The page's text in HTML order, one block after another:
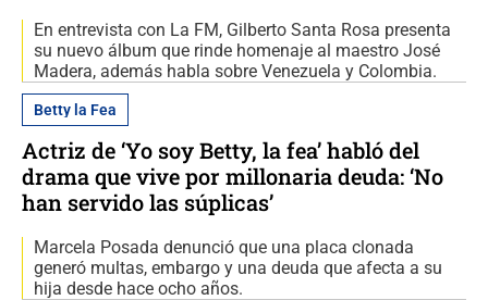
En entrevista con La FM, Gilberto Santa Rosa presenta
su nuevo álbum que rinde homenaje al maestro José
Madera, además habla sobre Venezuela y Colombia.
Betty la Fea
Actriz de ‘Yo soy Betty, la fea’ habló del
drama que vive por millonaria deuda: ‘No
han servido las súplicas’
Marcela Posada denunció que una placa clonada
generó multas, embargo y una deuda que afecta a su
hija desde hace ocho años.